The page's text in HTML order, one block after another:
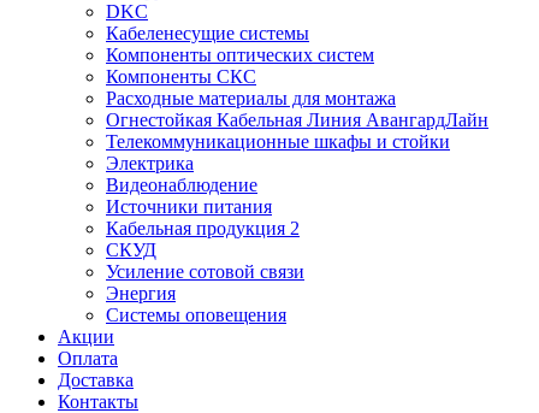
DKC
Кабеленесущие системы
Компоненты оптических систем
Компоненты СКС
Расходные материалы для монтажа
Огнестойкая Кабельная Линия АвангардЛайн
Телекоммуникационные шкафы и стойки
Электрика
Видеонаблюдение
Источники питания
Кабельная продукция 2
СКУД
Усиление сотовой связи
Энергия
Системы оповещения
Акции
Оплата
Доставка
Контакты